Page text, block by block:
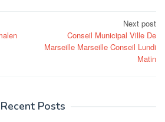
Next post
Conseil Municipal Ville De
Marseille Marseille Conseil Lundi
Matin
Recent Posts